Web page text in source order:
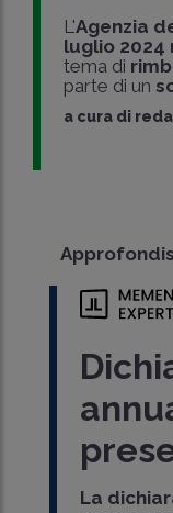
L'Agenzia
luglio 2024
tema di
parte di un
a cura di
La